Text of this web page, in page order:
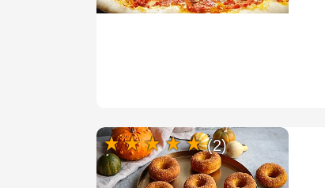
(2)